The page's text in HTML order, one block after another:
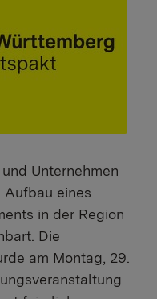
Unternehmen
Aufbau eines
in der Region
Die
am Montag, 29.